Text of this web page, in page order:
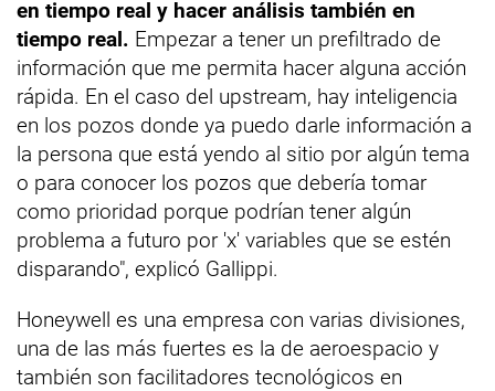
en tiempo real y hacer análisis también en
tiempo real. Empezar a tener un prefiltrado de
información que me permita hacer alguna acción
rápida. En el caso del upstream, hay inteligencia
en los pozos donde ya puedo darle información a
la persona que está yendo al sitio por algún tema
o para conocer los pozos que debería tomar
como prioridad porque podrían tener algún
problema a futuro por 'x' variables que se estén
disparando", explicó Gallippi.
Honeywell es una empresa con varias divisiones,
una de las más fuertes es la de aeroespacio y
también son facilitadores tecnológicos en